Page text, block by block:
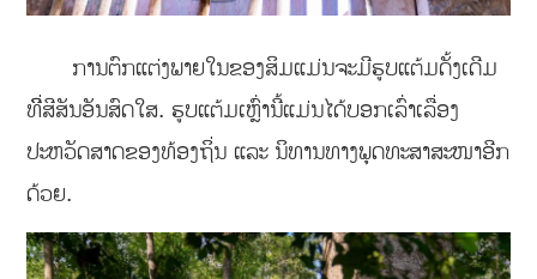
ການຕົກແຕ່ງພາຍໃນຂອງສິມແມ່ນຈະມີຮູບແຕ້ມດັ້ງເດີມ
ທີ່ີສີສັນອັນສົດໃສ. ຮູບແຕ້ມເຫຼົ່ານີ້ແມ່ນໄດ້ບອກເລົ່າເລື່ອງ
ປະຫວັດສາດຂອງທ້ອງຖິ່ນ ແລະ ນິທານທາງພຸດທະສາສະໜາອີກ
ດ້ວຍ.